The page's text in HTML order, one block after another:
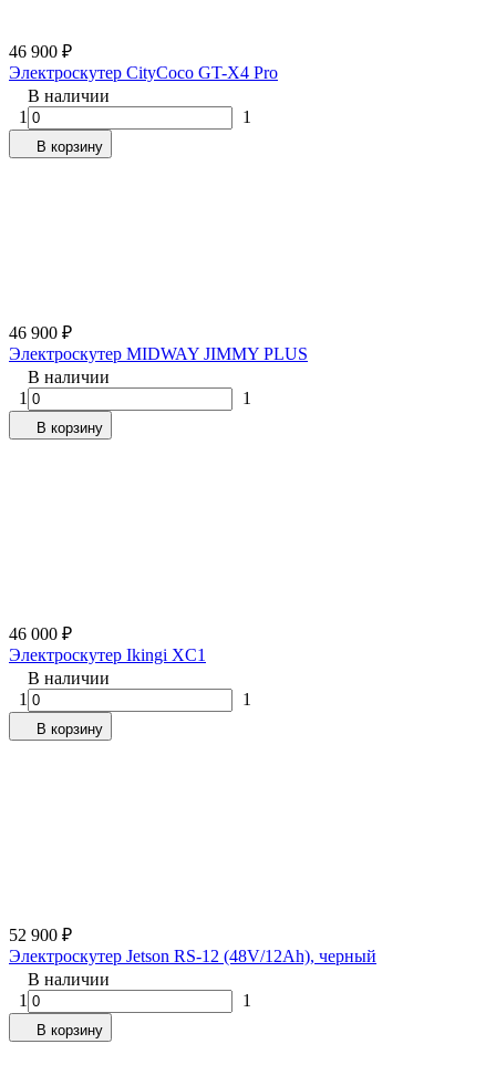
46 900 ₽
Электроскутер CityCoco GT-X4 Pro
В наличии
1
1
В корзину
46 900 ₽
Электроскутер MIDWAY JIMMY PLUS
В наличии
1
1
В корзину
46 000 ₽
Электроскутер Ikingi XC1
В наличии
1
1
В корзину
52 900 ₽
Электроскутер Jetson RS-12 (48V/12Ah), черный
В наличии
1
1
В корзину